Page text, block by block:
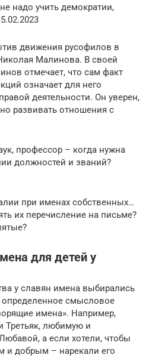
надо учить демократии,
движения русофилов в
Малинова. В своей
отмечает, что сам факт
означает для него
деятельности. Он уверен,
развивать отношения с
профессор – когда нужна
должностей и званий?
при именах собственных…
их перечисление на письме?
для детей у
у славян имена выбирались
смысловое
имена». Например,
Третьяк, любимую и
а если хотели, чтобы
и добрым – нарекали его